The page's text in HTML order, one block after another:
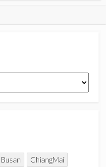
Busan
ChiangMai